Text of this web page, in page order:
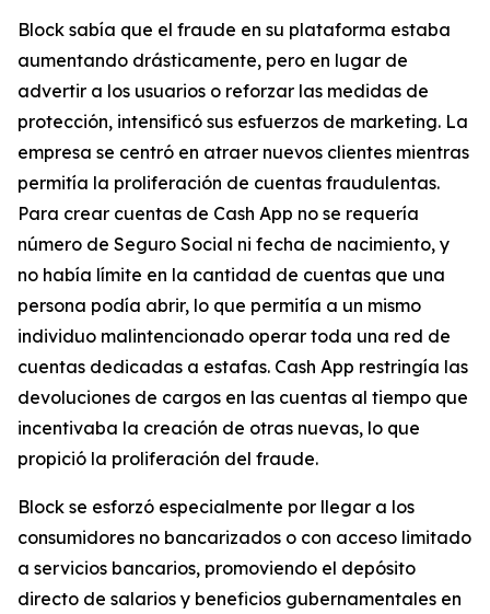
Block sabía que el fraude en su plataforma estaba
aumentando drásticamente, pero en lugar de
advertir a los usuarios o reforzar las medidas de
protección, intensificó sus esfuerzos de marketing. La
empresa se centró en atraer nuevos clientes mientras
permitía la proliferación de cuentas fraudulentas.
Para crear cuentas de Cash App no ​​se requería
número de Seguro Social ni fecha de nacimiento, y
no había límite en la cantidad de cuentas que una
persona podía abrir, lo que permitía a un mismo
individuo malintencionado operar toda una red de
cuentas dedicadas a estafas. Cash App restringía las
devoluciones de cargos en las cuentas al tiempo que
incentivaba la creación de otras nuevas, lo que
propició la proliferación del fraude.
Block se esforzó especialmente por llegar a los
consumidores no bancarizados o con acceso limitado
a servicios bancarios, promoviendo el depósito
directo de salarios y beneficios gubernamentales en